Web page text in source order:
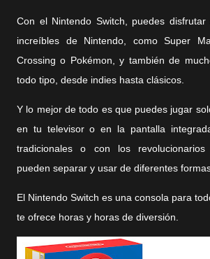
Con el Nintendo Switch, puedes
increíbles de Nintendo, como Super
Crossing o Pokémon, y también de
todo tipo, desde indies hasta clásicos.
Y lo mejor de todo es que puedes jugar
en tu televisor o en la pantalla
tradicionales o con los
pueden separar y usar de diferentes
El Nintendo Switch es una consola para
te ofrece horas y horas de diversión.